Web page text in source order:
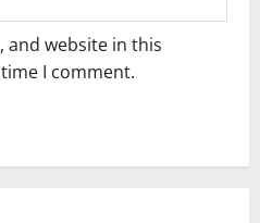
and website in this
I comment.